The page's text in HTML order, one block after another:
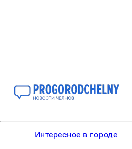
Интересное в городе